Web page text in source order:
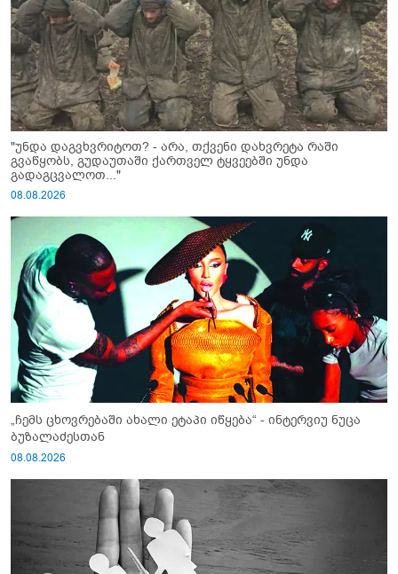
"უნდა დაგვხვრიტოთ? - არა, თქვენი დახვრეტა რაში
გვაწყობს, გუდაუთაში ქართველ ტყვეებში უნდა
გადაგცვალოთ..."
08.08.2026
„ჩემს ცხოვრებაში ახალი ეტაპი იწყება“ - ინტერვიუ ნუცა
ბუზალაძესთან
08.08.2026